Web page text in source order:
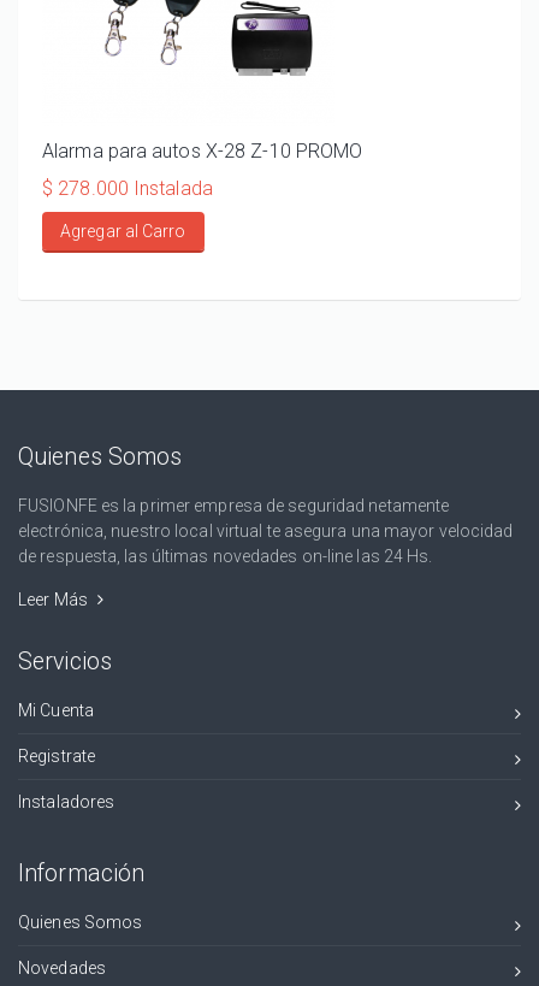
Alarma para autos X-28 Z-10 PROMO
$ 278.000 Instalada
Agregar al Carro
Quienes Somos
FUSIONFE es la primer empresa de seguridad netamente
electrónica, nuestro local virtual te asegura una mayor velocidad
de respuesta, las últimas novedades on-line las 24 Hs.
Leer Más
Servicios
Mi Cuenta
Registrate
Instaladores
Información
Quienes Somos
Novedades